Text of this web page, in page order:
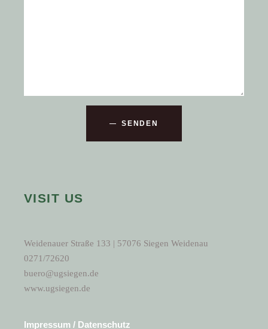
SENDEN
VISIT US
Weidenauer Straße 133 | 57076 Siegen Weidenau
0271/72620
buero@ugsiegen.de
www.ugsiegen.de
Impressum / Datenschutz